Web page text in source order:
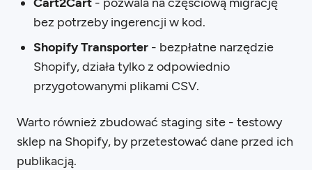
bez potrzeby ingerencji w kod.
Shopify Transporter - bezpłatne narzędzie
Shopify, działa tylko z odpowiednio
przygotowanymi plikami CSV.
Warto również zbudować staging site - testowy
sklep na Shopify, by przetestować dane przed ich
publikacją.